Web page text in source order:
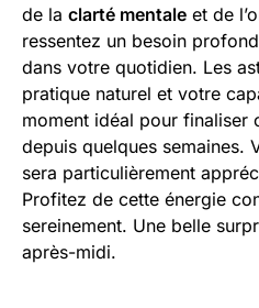
de la clarté mentale et de
ressentez un besoin
dans votre quotidien. Les
pratique naturel et votre
moment idéal pour finaliser
depuis quelques semaines.
sera particulièrement
Profitez de cette énergie
sereinement. Une belle
après-midi.